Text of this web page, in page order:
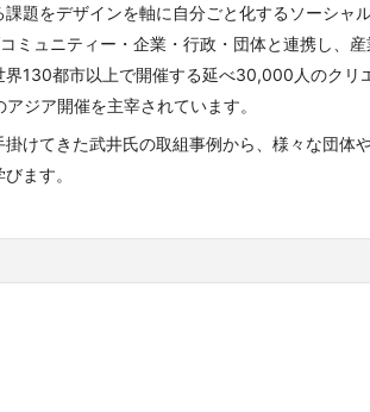
題をデザインを軸に自分ごと化するソーシャ
ミュニティー・企業・行政・団体と連携し、
130都市以上で開催する延べ30,000人のクリ
ジア開催を主宰されています。
けてきた武井氏の取組事例から、様々な団体
ます。